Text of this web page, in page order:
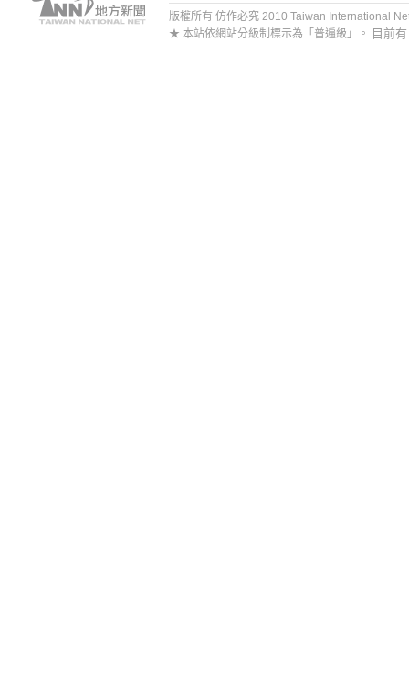
版權所有 仿作必究 2010 Taiwan International
★ 本站依網站分級制標示為「普遍級」。
目前